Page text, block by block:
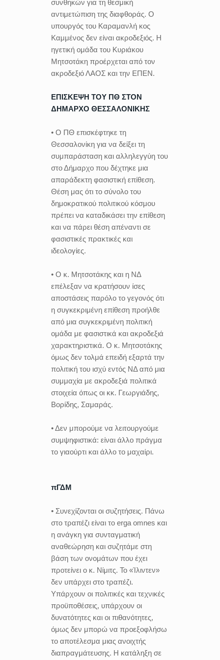
συνθηκών για τη θεσμική
αντιμετώπιση της διαφθοράς. Ο
υπουργός του Καραμανλή κος
Καμμένος δεν είναι ακροδεξιός. Η
ηγετική ομάδα του Κυριάκου
Μητσοτάκη προέρχεται από τον
ακροδεξιό ΛΑΟΣ και την ΕΠΕΝ.
ΕΠΙΣΚΕΨΗ ΤΟΥ ΠΘ ΣΤΟΝ
ΔΗΜΑΡΧΟ ΘΕΣΣΑΛΟΝΙΚΗΣ
• Ο ΠΘ επισκέφτηκε τη
Θεσσαλονίκη για να δείξει τη
συμπαράσταση και αλληλεγγύη του
στο Δήμαρχο που δέχτηκε μια
απαράδεκτη φασιστική επίθεση.
Θέση μας ότι το σύνολο του
δημοκρατικού πολιτικού κόσμου
πρέπει να καταδικάσει την επίθεση
και να πάρει θέση απέναντι σε
φασιστικές πρακτικές και
ιδεολογίες.
• Ο κ. Μητσοτάκης και η ΝΔ
επέλεξαν να κρατήσουν ίσες
αποστάσεις παρόλο το γεγονός ότι
η συγκεκριμένη επίθεση προήλθε
από μια συγκεκριμένη πολιτική
ομάδα με φασιστικά και ακροδεξιά
χαρακτηριστικά. Ο κ. Μητσοτάκης
όμως δεν τολμά επειδή εξαρτά την
πολιτική του ισχύ εντός ΝΔ από μια
συμμαχία με ακροδεξιά πολιτικά
στοιχεία όπως οι κκ. Γεωργιάδης,
Βορίδης, Σαμαράς.
• Δεν μπορούμε να λειτουργούμε
συμψηφιστικά: είναι άλλο πράγμα
το γιαούρτι και άλλο το μαχαίρι.
πΓΔΜ
• Συνεχίζονται οι συζητήσεις. Πάνω
στο τραπέζι είναι το erga omnes και
η ανάγκη για συνταγματική
αναθεώρηση και συζητάμε στη
βάση των ονομάτων που έχει
προτείνει ο κ. Νίμιτς. Το «Ίλιντεν»
δεν υπάρχει στο τραπέζι.
Υπάρχουν οι πολιτικές και τεχνικές
προϋποθέσεις, υπάρχουν οι
δυνατότητες και οι πιθανότητες,
όμως δεν μπορώ να προεξοφλήσω
το αποτέλεσμα μιας ανοιχτής
διαπραγμάτευσης. Η κατάληξη σε